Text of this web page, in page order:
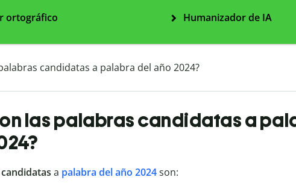
ortográfico Humanizador de IA
candidatas a palabra del año 2024?
las palabras candidatas a
candidatas a palabra delaño 2024son: